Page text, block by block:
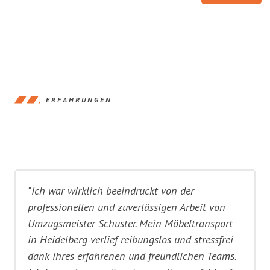
ERFAHRUNGEN
"Ich war wirklich beeindruckt von der
professionellen und zuverlässigen Arbeit von
Umzugsmeister Schuster. Mein Möbeltransport
in Heidelberg verlief reibungslos und stressfrei
dank ihres erfahrenen und freundlichen Teams.